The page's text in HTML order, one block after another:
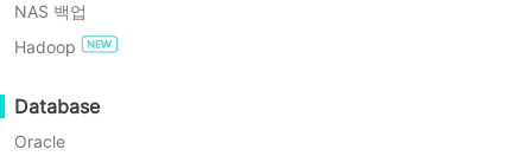
NAS 백업
Hadoop
Database
Oracle
실
마
시간 마이그레이션이라고 불립니다. 이를
준비하고 사용하는 방법을 확인하십시오.
하이퍼-V 실시간 마이그